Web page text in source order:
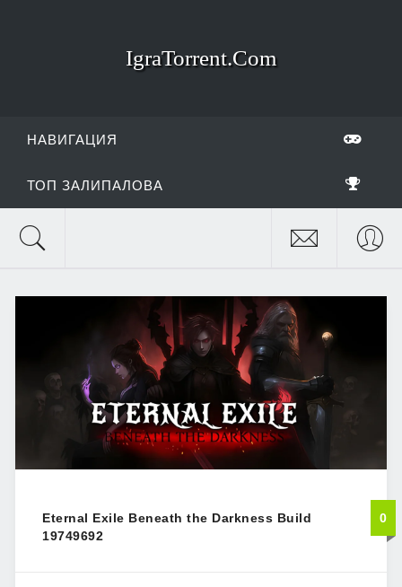
IgraTorrent.Com
НАВИГАЦИЯ
ТОП ЗАЛИПАЛОВА
Eternal Exile Beneath the Darkness Build
19749692
0